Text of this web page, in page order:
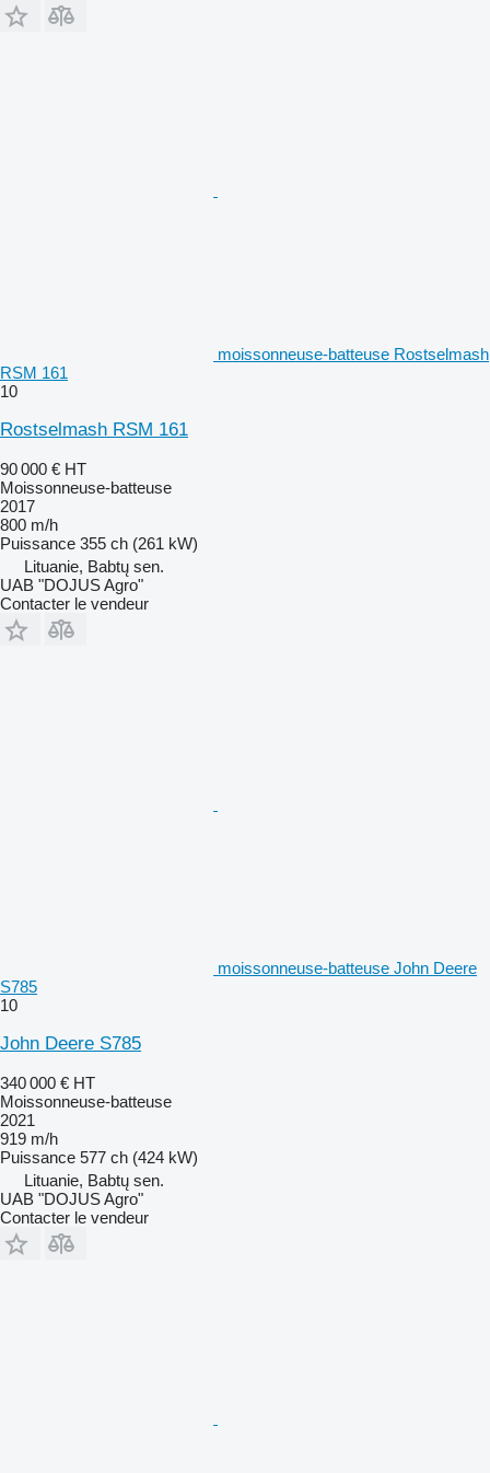
moissonneuse-batteuse Rostselmash
RSM 161
10
Rostselmash RSM 161
90 000 € HT
Moissonneuse-batteuse
2017
800 m/h
Puissance 355 ch (261 kW)
Lituanie, Babtų sen.
UAB "DOJUS Agro"
Contacter le vendeur
moissonneuse-batteuse John Deere
S785
10
John Deere S785
340 000 € HT
Moissonneuse-batteuse
2021
919 m/h
Puissance 577 ch (424 kW)
Lituanie, Babtų sen.
UAB "DOJUS Agro"
Contacter le vendeur